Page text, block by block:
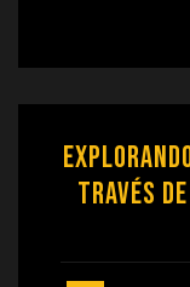
través